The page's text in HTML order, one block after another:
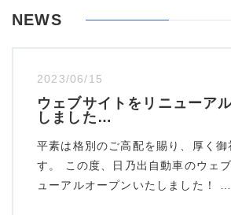
NEWS
2023/06/15
ウェブサイトをリニューア
しました…
平素は格別のご高配を賜り、厚く御
す。 この度、日乃出自動車のウェ
ューアルオープンいたしました！ …